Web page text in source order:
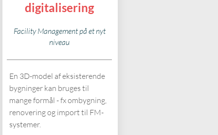
digitalisering
Facility Management på et nyt
niveau
En 3D-model af eksisterende
bygninger kan bruges til
mange formål - fx ombygning,
renovering og import til FM-
systemer.